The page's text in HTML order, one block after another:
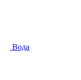
Вода